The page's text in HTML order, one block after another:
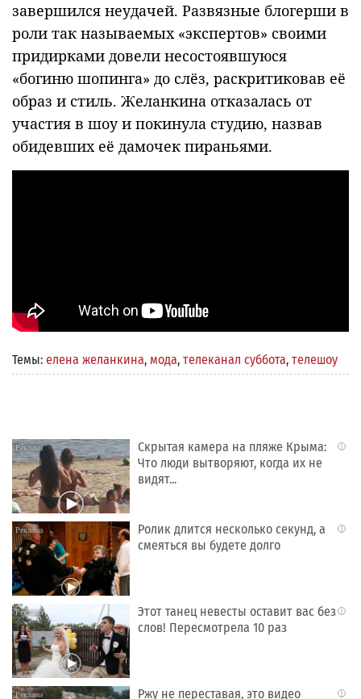
завершился неудачей. Развязные блогерши в
роли так называемых «экспертов» своими
придирками довели несостоявшуюся
«богиню шопинга» до слёз, раскритиковав её
образ и стиль. Желанкина отказалась от
участия в шоу и покинула студию, назвав
обидевших её дамочек пираньями.
Темы: елена желанкина, мода, телеканал суббота, телешоу
i
Скрытая камера на пляже Крыма:
Что люди вытворяют, когда их не
видят...
i
Ролик длится несколько секунд, а
смеяться вы будете долго
i
Этот танец невесты оставит вас без
слов! Пересмотрела 10 раз
i
Ржу не переставая, это видео